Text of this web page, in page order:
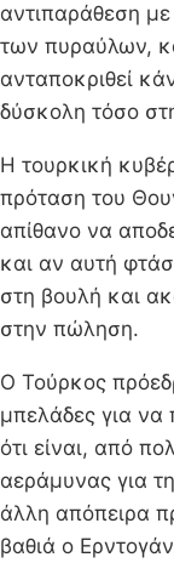
αντιπαράθεση
των πυραύλων,
ανταποκριθεί
δύσκολη τόσο
Η τουρκική
πρόταση του
απίθανο να
και αν αυτή
στη βουλή και
στην πώληση.
Ο Τούρκος
μπελάδες για να
ότι είναι, από
αεράμυνας για
άλλη απόπειρα
βαθιά ο